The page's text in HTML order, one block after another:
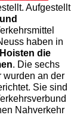
Aufgestellt
haben in
die
. Die sechs
wurden an der
Sie sind
Nahverkehr